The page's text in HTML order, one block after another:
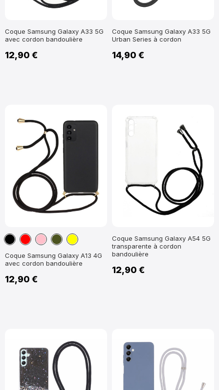
Coque Samsung Galaxy A33 5G
avec cordon bandoulière
12,90 €
Coque Samsung Galaxy A33 5G
Urban Series à cordon
14,90 €
NoirRouge
RoseVertJaune
Coque Samsung Galaxy A13 4G
avec cordon bandoulière
12,90 €
Coque Samsung Galaxy A54 5G
transparente à cordon
bandoulière
12,90 €